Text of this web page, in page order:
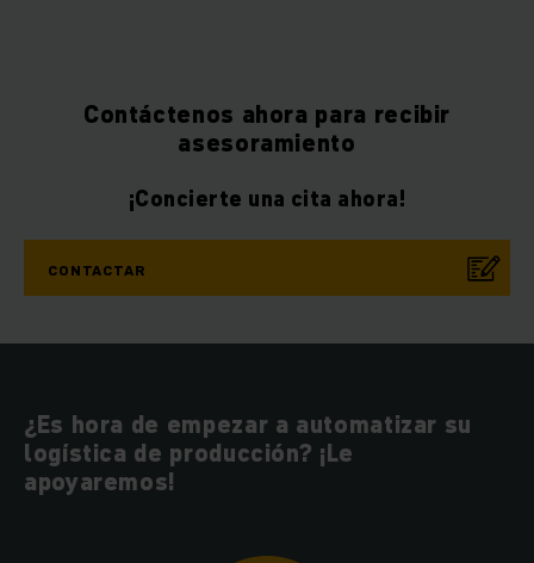
Contáctenos ahora para recibir
asesoramiento
¡Concierte una cita ahora!
CONTACTAR
¿Es hora de empezar a automatizar su
logística de producción? ¡Le
apoyaremos!